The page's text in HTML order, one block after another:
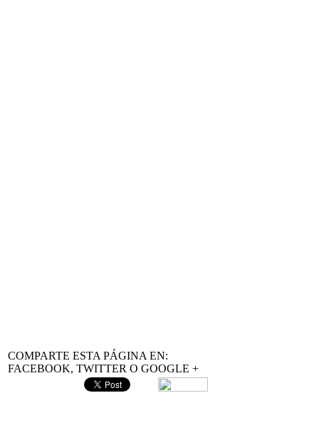
COMPARTE ESTA PÁGINA EN:
FACEBOOK, TWITTER O GOOGLE +